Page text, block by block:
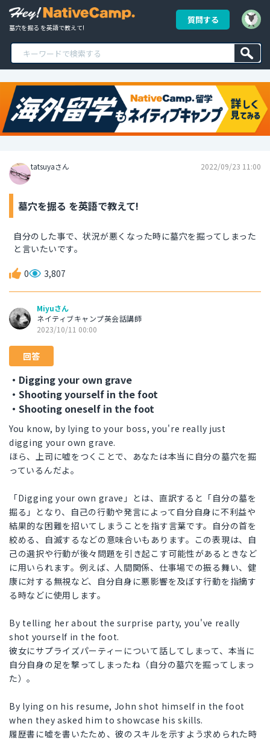
墓穴を掘る を英語で教えて!
質問する
tatsuyaさん 2022/09/23 11:00
墓穴を掘る を英語で教えて!
自分のした事で、状況が悪くなった時に墓穴を掘ってしまった
と言いたいです。
0 3,807
Miyuさん
ネイティブキャンプ英会話講師
2023/10/11 00:00
回答
・Digging your own grave
・Shooting yourself in the foot
・Shooting oneself in the foot
You know, by lying to your boss, you're really just
digging your own grave.
ほら、上司に嘘をつくことで、あなたは本当に自分の墓穴を掘
っているんだよ。
「Digging your own grave」とは、直訳すると「自分の墓を
掘る」となり、自己の行動や発言によって自分自身に不利益や
結果的な困難を招いてしまうことを指す言葉です。自分の首を
絞める、自滅するなどの意味合いもあります。この表現は、自
己の選択や行動が後々問題を引き起こす可能性があるときなど
に用いられます。例えば、人間関係、仕事場での振る舞い、健
康に対する無視など、自分自身に悪影響を及ぼす行動を指摘す
る時などに使用します。
By telling her about the surprise party, you've really
shot yourself in the foot.
彼女にサプライズパーティーについて話してしまって、本当に
自分自身の足を撃ってしまったね（自分の墓穴を掘ってしまっ
た）。
By lying on his resume, John shot himself in the foot
when they asked him to showcase his skills.
履歴書に嘘を書いたため、彼のスキルを示すよう求められた時